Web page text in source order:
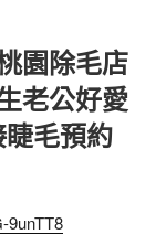
園除毛店
老公好愛
毛預約
9unTT8